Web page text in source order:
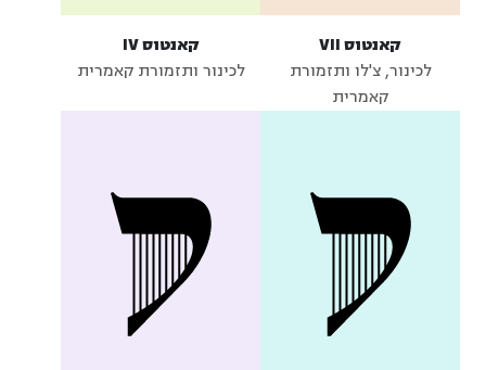
קאנטוס VII
לכינור, צ'לו ותזמורת
קאמרית
קאנטוס IV
לכינור ותזמורת קאמרית